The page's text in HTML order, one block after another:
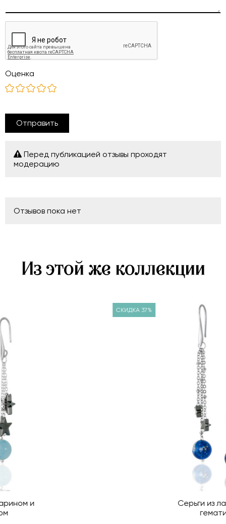
Оценка
Отправить
Перед публикацией отзывы проходят
модерацию
Отзывов пока нет
Из этой же коллекции